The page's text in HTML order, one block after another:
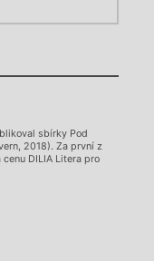
sbírky Pod
2018). Za první z
DILIA Litera pro